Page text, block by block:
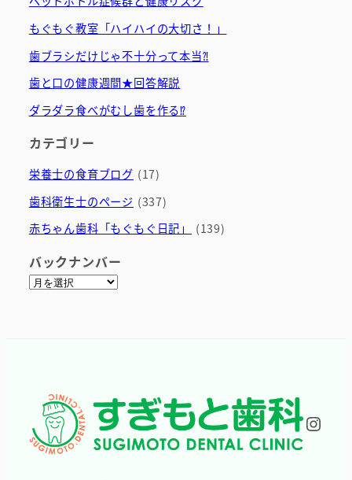
もぐもぐ教室「ハイハイの大切さ！」
歯ブラシだけじゃ不十分って本当⁈
歯と口の健康週間★回答解説
ダラダラ食べがむし歯を作る⁉
カテゴリー
栄養士の食育ブログ (17)
歯科衛生士のページ (337)
赤ちゃん歯科「もぐもぐ日記」
(139)
バックナンバー
ア